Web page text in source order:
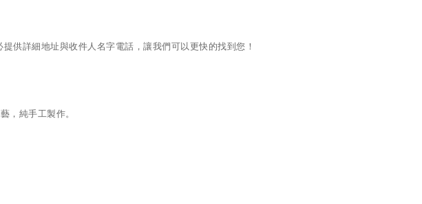
供詳細地址與收件人名字電話，讓我們可以更快的找到您！
，純手工製作。